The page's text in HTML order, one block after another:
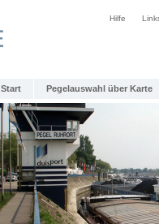
Hilfe
Start Pegelauswahl über Karte